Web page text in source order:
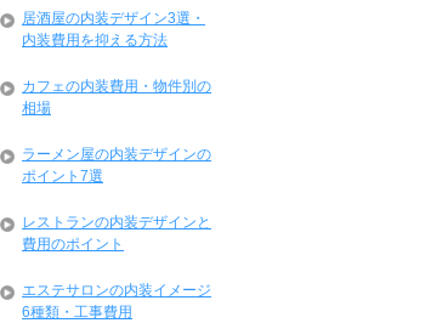
居酒屋の内装デザイン3選・
内装費用を抑える方法
カフェの内装費用・物件別の
相場
ラーメン屋の内装デザインの
ポイント7選
レストランの内装デザインと
費用のポイント
エステサロンの内装イメージ
6種類・工事費用